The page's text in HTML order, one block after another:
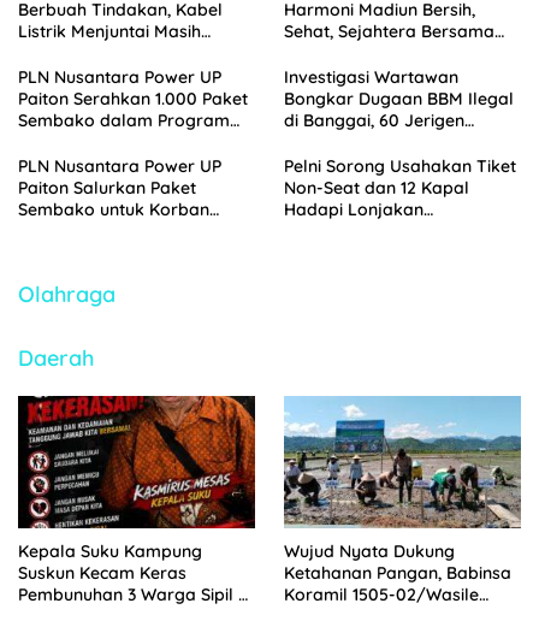
Berbuah Tindakan, Kabel
Listrik Menjuntai Masih
Harmoni Madiun Bersih,
Sehat, Sejahtera Bersama
PLN Nusantara Power UP
Paiton Serahkan 1.000 Paket
Sembako dalam Program
Ramadhan 1447 H
Investigasi Wartawan
Bongkar Dugaan BBM Ilegal
di Banggai, 60 Jerigen
PLN Nusantara Power UP
Paiton Salurkan Paket
Sembako untuk Korban
Pelni Sorong Usahakan Tiket
Non-Seat dan 12 Kapal
Hadapi Lonjakan
Olahraga
Daerah
Kepala Suku Kampung
Suskun Kecam Keras
Pembunuhan 3 Warga Sipil di
Wujud Nyata Dukung
Ketahanan Pangan, Babinsa
Koramil 1505-02/Wasile